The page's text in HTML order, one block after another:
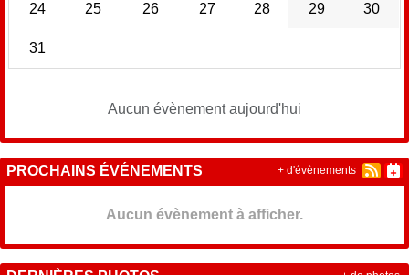
24 25 26 27 28 29 30
31
Aucun évènement aujourd'hui
PROCHAINS ÉVÉNEMENTS
Aucun évènement à afficher.
+ d'évènements